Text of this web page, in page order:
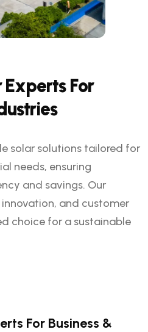
Experts For
ustries
solar solutions tailored for
needs, ensuring
and savings. Our
and customer
choice for a sustainable
For Business &